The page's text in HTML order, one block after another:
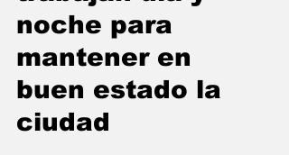
noche para
mantener en
buen estado la
ciudad